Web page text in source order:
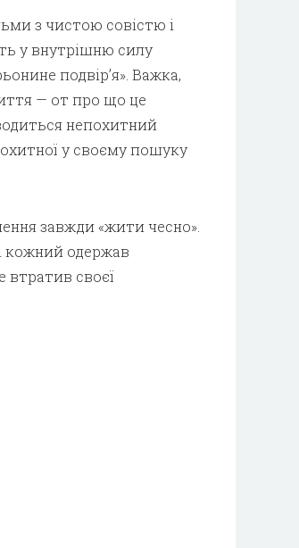
з чистою совістю і
у внутрішню силу
подвір’я». Важка,
— от про що це
непохитний
у своєму пошуку
завжди «жити чесно».
кожний одержав
своєї